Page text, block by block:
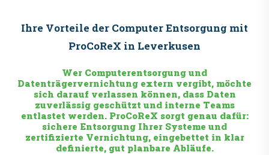
Ihre Vorteile der Computer Entsorgung mit
ProCoReX in Leverkusen
Wer Computerentsorgung und
Datenträgervernichtung extern vergibt, möchte
sich darauf verlassen können, dass Daten
zuverlässig geschützt und interne Teams
entlastet werden. ProCoReX sorgt genau dafür:
sichere Entsorgung Ihrer Systeme und
zertifizierte Vernichtung, eingebettet in klar
definierte, gut planbare Abläufe.